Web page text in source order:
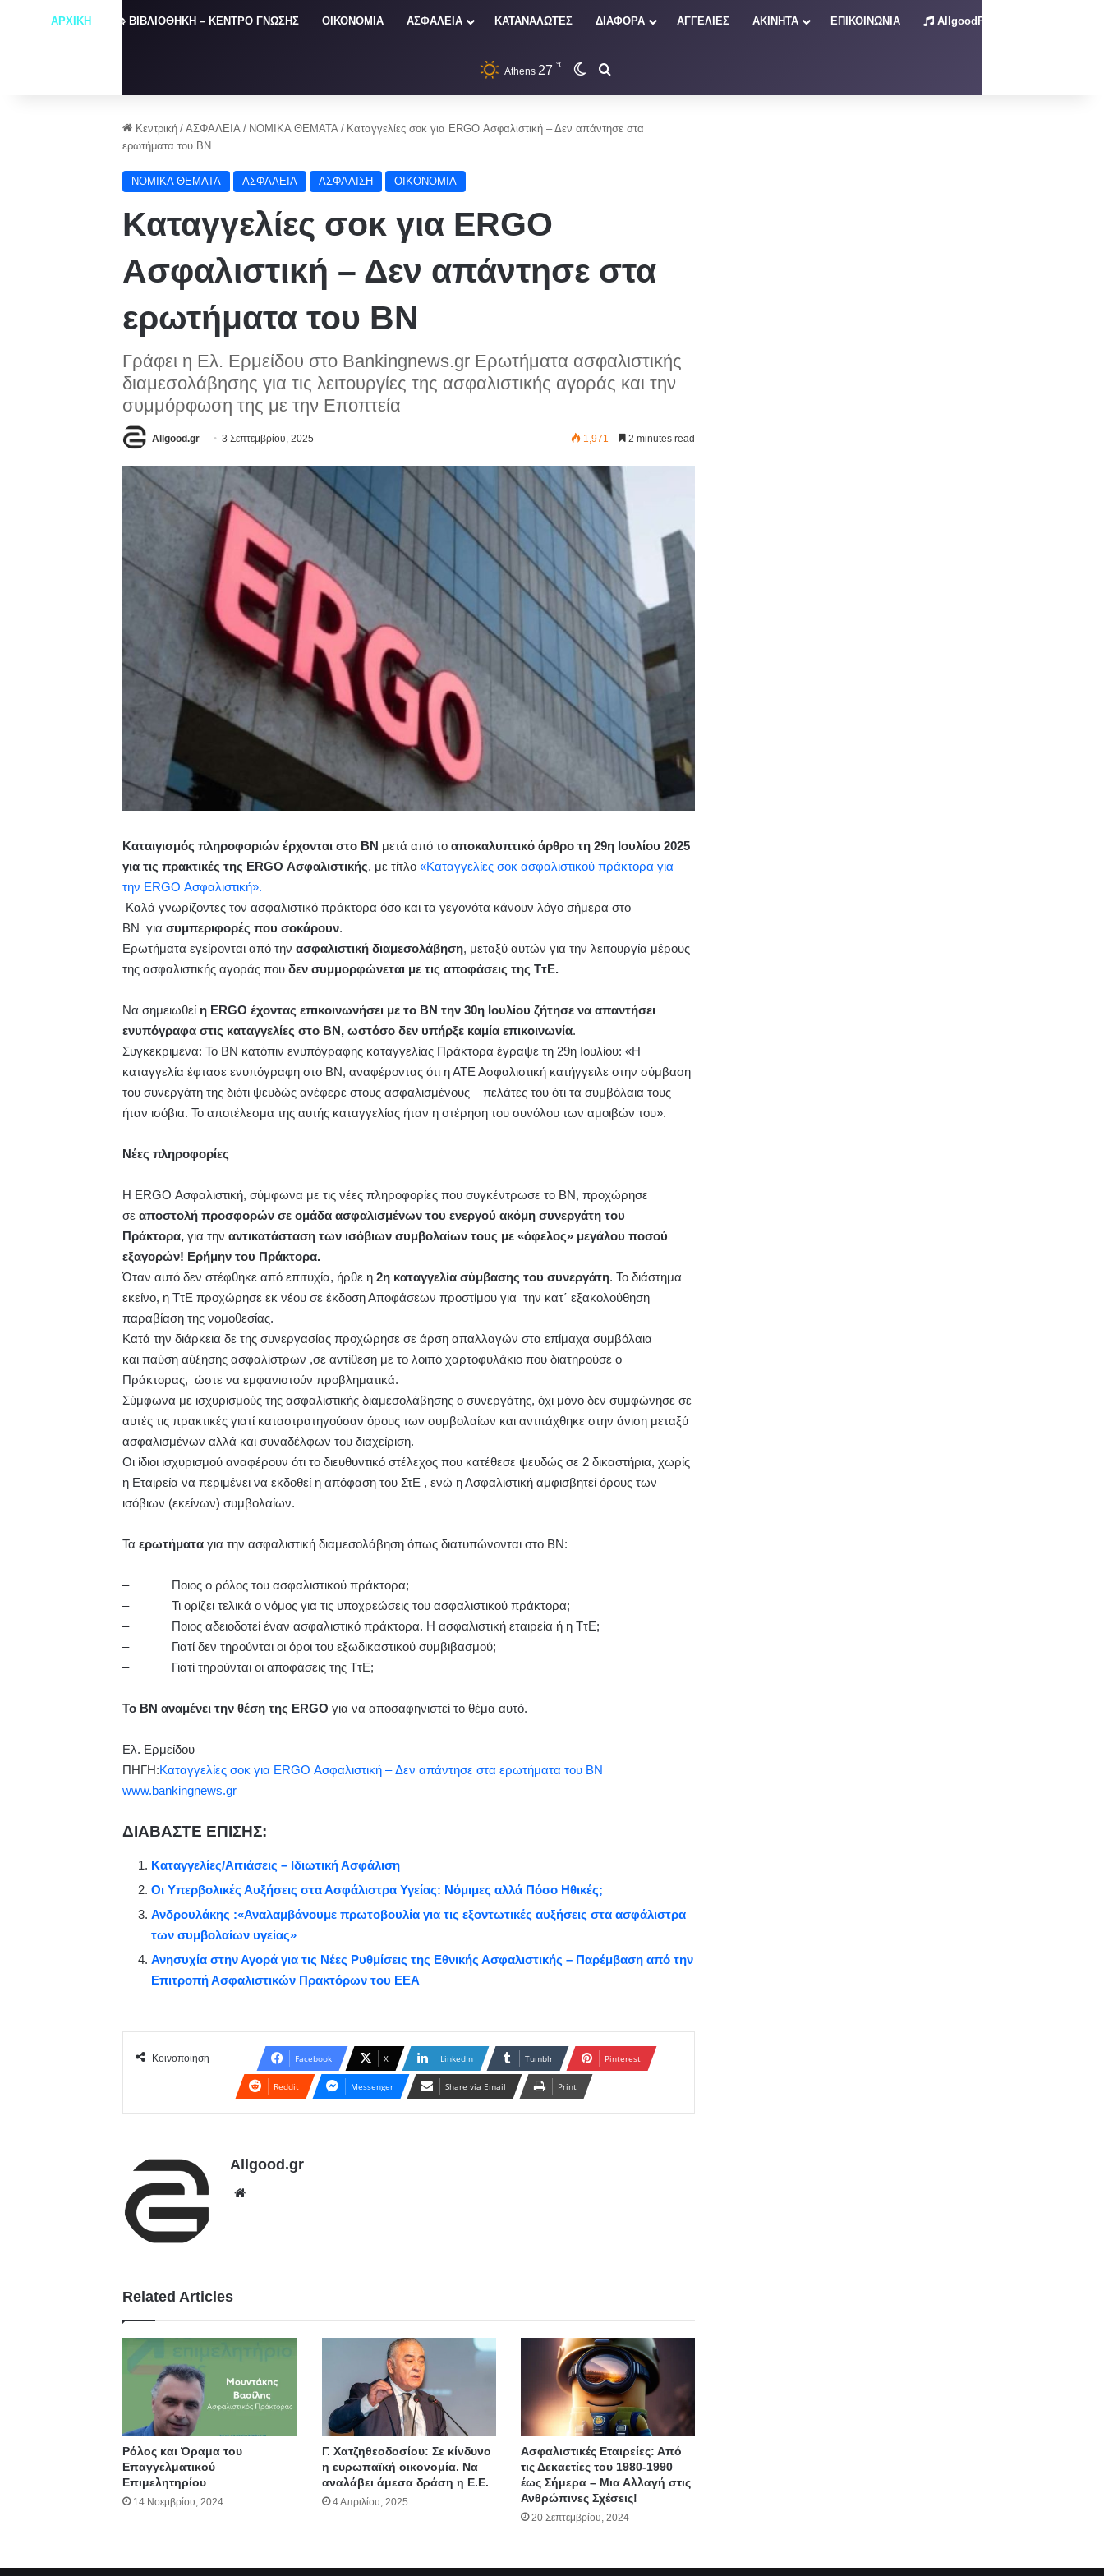
ΑΡΧΙΚΗ 📚 ΒΙΒΛΙΟΘΗΚΗ – ΚΕΝΤΡΟ ΓΝΩΣΗΣ ΟΙΚΟΝΟΜΙΑ ΑΣΦΑΛΕΙΑ ΚΑΤΑΝΑΛΩΤΕΣ ΔΙΑΦΟΡΑ ΑΓΓΕΛΙΕΣ ΑΚΙΝΗΤΑ ΕΠΙΚΟΙΝΩΝΙΑ AllgoodRadio – Live
Athens 27 ℃ Switch skin
Κεντρική / ΑΣΦΑΛΕΙΑ / NOMIKA ΘΕΜΑΤΑ / Καταγγελίες σοκ για ERGO Ασφαλιστική – Δεν απάντησε στα
ερωτήματα του ΒΝ
NOMIKA ΘΕΜΑΤΑ ΑΣΦΑΛΕΙΑ ΑΣΦΑΛΙΣΗ ΟΙΚΟΝΟΜΙΑ
Καταγγελίες σοκ για ERGO
Ασφαλιστική – Δεν απάντησε στα
ερωτήματα του ΒΝ
Γράφει η Ελ. Ερμείδου στο Bankingnews.gr Ερωτήματα ασφαλιστικής
διαμεσολάβησης για τις λειτουργίες της ασφαλιστικής αγοράς και την
συμμόρφωση της με την Εποπτεία
Allgood.gr 3 Σεπτεμβρίου, 2025 1,971 2 minutes read
Καταιγισμός πληροφοριών έρχονται στο BN μετά από τοαποκαλυπτικό άρθρο τη 29η Ιουλίου 2025
για τις πρακτικές της ERGO Ασφαλιστικής, με τίτλο«Καταγγελίες σοκ ασφαλιστικού πράκτορα για
την ERGO Ασφαλιστική».
Καλά γνωρίζοντες τον ασφαλιστικό πράκτορα όσο και τα γεγονότα κάνουν λόγο σήμερα στο
ΒΝ για συμπεριφορές που σοκάρουν.
Ερωτήματα εγείρονται από την ασφαλιστική διαμεσολάβηση, μεταξύ αυτών για την λειτουργία μέρους
της ασφαλιστικής αγοράς πουδεν συμμορφώνεται με τις αποφάσεις της ΤτΕ.
Να σημειωθεί η ERGO έχοντας επικοινωνήσει με το ΒΝ την 30η Ιουλίου ζήτησε να απαντήσει
ενυπόγραφα στις καταγγελίες στο ΒΝ, ωστόσο δεν υπήρξε καμία επικοινωνία.
Συγκεκριμένα: Το ΒΝ κατόπιν ενυπόγραφης καταγγελίας Πράκτορα έγραψε τη 29η Ιουλίου: «Η
καταγγελία έφτασε ενυπόγραφη στο ΒΝ, αναφέροντας ότι η ΑΤΕ Ασφαλιστική κατήγγειλε στην σύμβαση
του συνεργάτη της διότι ψευδώς ανέφερε στους ασφαλισμένους – πελάτες του ότι τα συμβόλαια τους
ήταν ισόβια. Το αποτέλεσμα της αυτής καταγγελίας ήταν η στέρηση του συνόλου των αμοιβών του».
Νέες πληροφορίες
Η ERGO Ασφαλιστική, σύμφωνα με τις νέες πληροφορίες που συγκέντρωσε το ΒΝ, προχώρησε
σεαποστολή προσφορών σε ομάδα ασφαλισμένων του ενεργού ακόμη συνεργάτη του
Πράκτορα, για τηναντικατάσταση των ισόβιων συμβολαίων τους με «όφελος» μεγάλου ποσού
εξαγορών! Ερήμην του Πράκτορα.
Όταν αυτό δεν στέφθηκε από επιτυχία, ήρθε η2η καταγγελία σύμβασης του συνεργάτη. Το διάστημα
εκείνο, η ΤτΕ προχώρησε εκ νέου σε έκδοση Αποφάσεων προστίμου για την κατ΄ εξακολούθηση
παραβίαση της νομοθεσίας.
Κατά την διάρκεια δε της συνεργασίας προχώρησε σε άρση απαλλαγών στα επίμαχα συμβόλαια
και παύση αύξησης ασφαλίστρων ,σε αντίθεση με το λοιπό χαρτοφυλάκιο που διατηρούσε ο
Πράκτορας, ώστε να εμφανιστούν προβληματικά.
Σύμφωνα με ισχυρισμούς της ασφαλιστικής διαμεσολάβησης ο συνεργάτης, όχι μόνο δεν συμφώνησε σε
αυτές τις πρακτικές γιατί καταστρατηγούσαν όρους των συμβολαίων και αντιτάχθηκε στην άνιση μεταξύ
ασφαλισμένων αλλά και συναδέλφων του διαχείριση.
Οι ίδιοι ισχυρισμού αναφέρουν ότι το διευθυντικό στέλεχος που κατέθεσε ψευδώς σε 2 δικαστήρια, χωρίς
η Εταιρεία να περιμένει να εκδοθεί η απόφαση του ΣτΕ , ενώ η Ασφαλιστική αμφισβητεί όρους των
ισόβιων (εκείνων) συμβολαίων.
Ταερωτήματα για την ασφαλιστική διαμεσολάβηση όπως διατυπώνονται στο ΒΝ:
– Ποιος ο ρόλος του ασφαλιστικού πράκτορα;
– Τι ορίζει τελικά ο νόμος για τις υποχρεώσεις του ασφαλιστικού πράκτορα;
– Ποιος αδειοδοτεί έναν ασφαλιστικό πράκτορα. Η ασφαλιστική εταιρεία ή η ΤτΕ;
– Γιατί δεν τηρούνται οι όροι του εξωδικαστικού συμβιβασμού;
– Γιατί τηρούνται οι αποφάσεις της ΤτΕ;
Το ΒΝ αναμένει την θέση της ERGOγια να αποσαφηνιστεί το θέμα αυτό.
Ελ. Ερμείδου
ΠΗΓΗ:Καταγγελίες σοκ για ERGO Ασφαλιστική – Δεν απάντησε στα ερωτήματα του ΒΝ
www.bankingnews.gr
ΔΙΑΒΑΣΤΕ ΕΠΙΣΗΣ:
Καταγγελίες/Αιτιάσεις – Ιδιωτική Ασφάλιση
Οι Υπερβολικές Αυξήσεις στα Ασφάλιστρα Υγείας: Νόμιμες αλλά Πόσο Ηθικές;
Ανδρουλάκης :«Αναλαμβάνουμε πρωτοβουλία για τις εξοντωτικές αυξήσεις στα ασφάλιστρα
των συμβολαίων υγείας»
Ανησυχία στην Αγορά για τις Νέες Ρυθμίσεις της Εθνικής Ασφαλιστικής – Παρέμβαση από την
Επιτροπή Ασφαλιστικών Πρακτόρων του ΕΕΑ
Κοινοποίηση Facebook X LinkedIn Tumblr Pinterest
Reddit Messenger Share via Email Print
Allgood.gr
Related Articles
Ρόλος και Όραμα του
Επαγγελματικού
Επιμελητηρίου
14 Νοεμβρίου, 2024
Γ. Χατζηθεοδοσίου: Σε κίνδυνο
η ευρωπαϊκή οικονομία. Να
αναλάβει άμεσα δράση η Ε.Ε.
4 Απριλίου, 2025
Ασφαλιστικές Εταιρείες: Από
τις Δεκαετίες του 1980-1990
έως Σήμερα – Μια Αλλαγή στις
Ανθρώπινες Σχέσεις!
20 Σεπτεμβρίου, 2024